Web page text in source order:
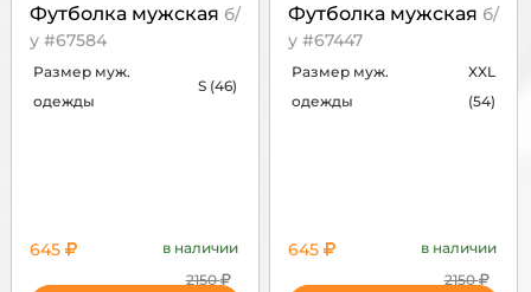
Футболка мужская б/
у #67584
Размер муж.
одежды
S (46)
645
в наличии
2150
Футболка мужская б/
у #67447
Размер муж.
одежды
XXL
(54)
645
в наличии
2150